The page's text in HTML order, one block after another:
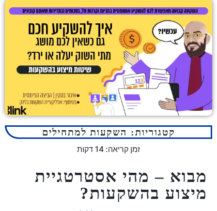
קטגוריות:השקעות למתחילים
זמן קריאה: 14 דקות
– מהי אסטרטגיית
בהשקעות?